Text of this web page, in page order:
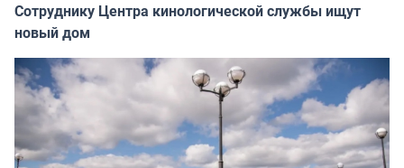
Сотруднику Центра кинологической службы ищут
новый дом